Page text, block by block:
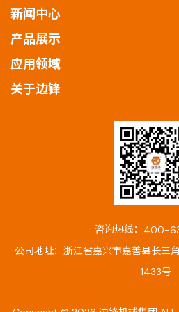
新闻中心
产品展示
应用领域
关于边锋
咨询热线： 400-
公司地址：浙江省嘉兴市嘉善县长三
1433号